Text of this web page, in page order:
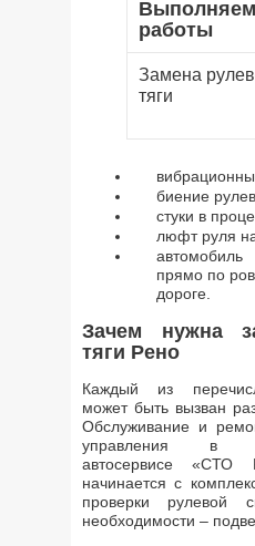
работы
Замена
тяги
биение
стуки в
люфт руля
прямо по
дороге.
Зачем нужна
тяги Рено
Каждый из
может быть вызван
Обслуживание и
управления в
автосервисе «СТО
начинается с
проверки рулевой
необходимости –